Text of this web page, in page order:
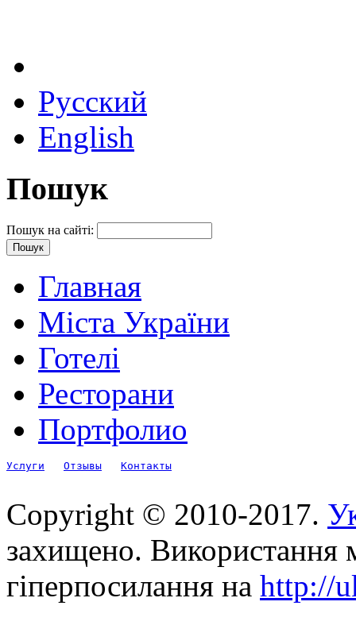
Русский
English
Пошук
Пошук на сайті:
Главная
Міста України
Готелі
Ресторани
Портфолио
Услуги Отзывы Контакты
Copyright © 2010-2017.
захищено. Використання
гіперпосилання на http://